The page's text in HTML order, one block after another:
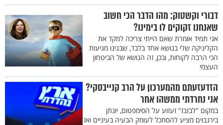
דבורי וקשטוק: מהו הדבר הכי חשוב
שאנחנו זקוקים לו בימינו?
אני תמיד אומרת שאם הייתי צריכה למקד את
הקליניקה שלי בנושא אחד בלבד, שבגינו מגיעות
הכי הרבה לקוחות, ובכן, זה הנושא של הביטחון
העצמי
הזדעזעתם מהמערכון על הרב קנייבסקי?
אני נחרדתי ממשהו אחר
במקום "לבזבז" זעזוע על הסימפטום, יונתן
בירנבוים מציע להסתכל לעומק הבעיה בעיניים ואז